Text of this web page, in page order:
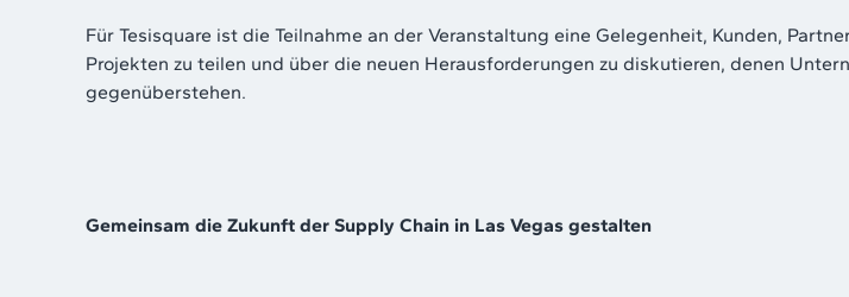
Für Tesisquare ist die Teilnahme an der Veranstaltung eine Gelegenheit, Kunden,
Projekten zu teilen und über die neuen Herausforderungen zu diskutieren, denen
gegenüberstehen.
Gemeinsam die Zukunft der Supply Chain in Las Vegas gestalten